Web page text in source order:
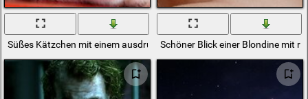
Süßes Kätzchen mit einem ausdrucksstarken BlickSchöner Blick einer Blondine mit